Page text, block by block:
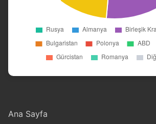
Ana Sayfa